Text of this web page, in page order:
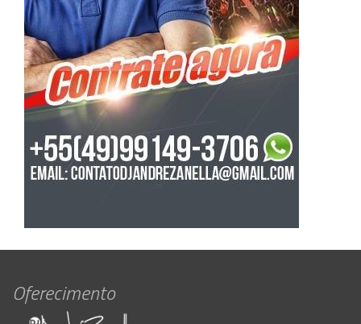
Oferecimento